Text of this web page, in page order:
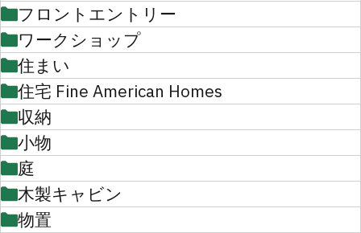
フロントエントリー
ワークショップ
住まい
住宅 Fine American Homes
収納
小物
庭
木製キャビン
物置